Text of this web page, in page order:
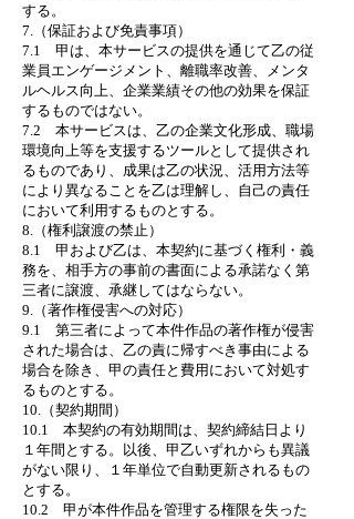
する。
7.（保証および免責事項）
7.1 甲は、本サービスの提供を通じて乙の従
業員エンゲージメント、離職率改善、メンタ
ルヘルス向上、企業業績その他の効果を保証
するものではない。
7.2 本サービスは、乙の企業文化形成、職場
環境向上等を支援するツールとして提供され
るものであり、成果は乙の状況、活用方法等
により異なることを乙は理解し、自己の責任
において利用するものとする。
8.（権利譲渡の禁止）
8.1 甲および乙は、本契約に基づく権利・義
務を、相手方の事前の書面による承諾なく第
三者に譲渡、承継してはならない。
9.（著作権侵害への対応）
9.1 第三者によって本件作品の著作権が侵害
された場合は、乙の責に帰すべき事由による
場合を除き、甲の責任と費用において対処す
るものとする。
10.（契約期間）
10.1 本契約の有効期間は、契約締結日より
１年間とする。以後、甲乙いずれからも異議
がない限り、１年単位で自動更新されるもの
とする。
10.2 甲が本件作品を管理する権限を失った